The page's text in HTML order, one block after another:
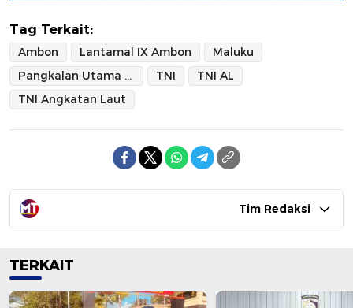
Tag Terkait:
Ambon Lantamal IX Ambon
Maluku
Pangkalan Utama TNI Angkatan Laut IX Ambon
TNI
TNI AL
TNI Angkatan Laut
Tim Redaksi
TERKAIT